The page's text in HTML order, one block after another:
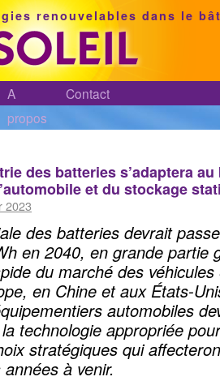
renouvelables dans le
A
propos
Contact
des batteries s’adaptera
et du stockage
2023
des batteries devrait
en 2040, en grande partie
du marché des
en Chine et aux États-
automobiles
technologie appropriée
stratégiques qui
à venir.